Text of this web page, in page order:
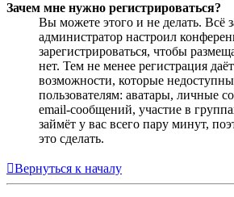
Зачем мне нужно регистрироваться?
Вы можете этого и не делать. Всё
администратор настроил
зарегистрироваться, чтобы
нет. Тем не менее регистрация
возможности, которые
пользователям: аватары, личные
email-сообщений, участие в
займёт у вас всего пару минут,
это сделать.
Вернуться к началу